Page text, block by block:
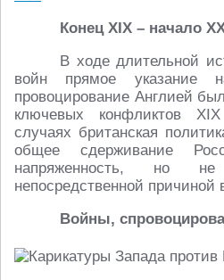
Конец XIX – начало
В ходе длительной
войн прямое указание
провоцирование Англией
ключевых конфликтов
случаях британская
общее сдерживание
напряженность, но
непосредственной причиной
Войны,